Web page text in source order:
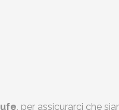
, per assicurarci che